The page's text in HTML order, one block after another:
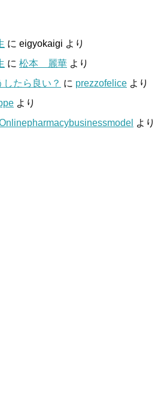
に eigyokaigi より
に 松本 麗華 より
したら良い？ に prezzofelice より
より
より